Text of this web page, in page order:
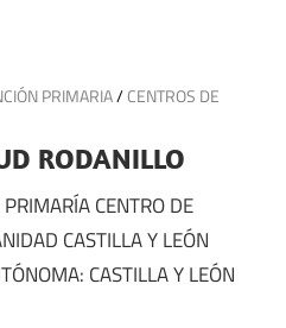
PRIMARIA/CENTROS DE
RODANILLO
CENTRO DE
CASTILLA Y LEÓN
CASTILLA Y LEÓN